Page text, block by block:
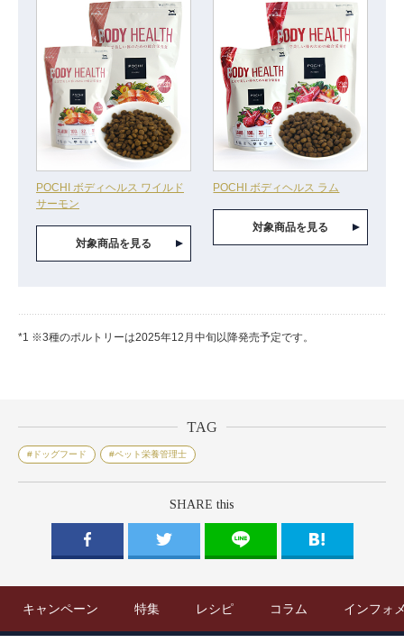
POCHI ボディヘルス ワイルド
サーモン
対象商品を見る
POCHI ボディヘルス ラム
対象商品を見る
*1 ※3種のポルトリーは2025年12月中旬以降発売予定です。
TAG
#ドッグフード #ペット栄養管理士
SHARE this
キャンペーン 特集 レシピ コラム インフォ